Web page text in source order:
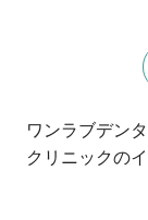
ワンラブデン
クリニックの